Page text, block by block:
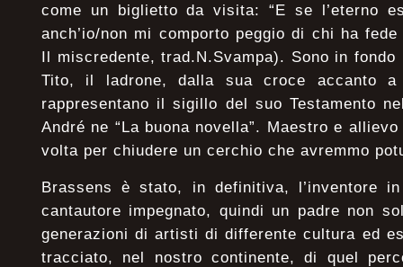
come un biglietto da visita: “E se l’eterno
anch’io/non mi comporto peggio di chi ha
Il miscredente, trad.N.Svampa). Sono in
Tito, il ladrone, dalla sua croce accanto
rappresentano il sigillo del suo Testamento
André ne “La buona novella”. Maestro e
volta per chiudere un cerchio che avremmo
Brassens è stato, in definitiva, l’inventore
cantautore impegnato, quindi un padre non
generazioni di artisti di differente cultura ed
tracciato, nel nostro continente, di quel